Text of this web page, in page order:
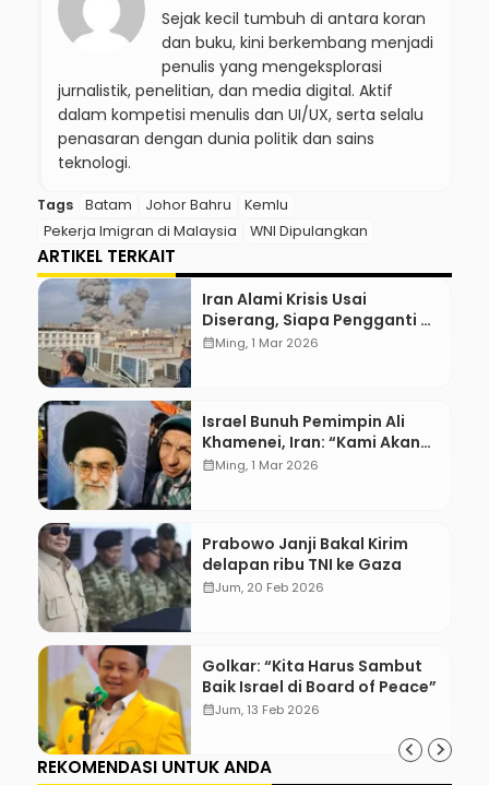
Sejak kecil tumbuh di antara koran
dan buku, kini berkembang menjadi
penulis yang mengeksplorasi
jurnalistik, penelitian, dan media digital. Aktif
dalam kompetisi menulis dan UI/UX, serta selalu
penasaran dengan dunia politik dan sains
teknologi.
Tags Batam Johor Bahru
Kemlu
Pekerja Imigran di Malaysia
WNI Dipulangkan
ARTIKEL TERKAIT
Iran Alami Krisis Usai
Diserang, Siapa Pengganti Ali
Khamenei?
calendar_monthMing, 1 Mar 2026
Israel Bunuh Pemimpin Ali
Khamenei, Iran: “Kami Akan
Balas!”
calendar_monthMing, 1 Mar 2026
Prabowo Janji Bakal Kirim
delapan ribu TNI ke Gaza
calendar_monthJum, 20 Feb 2026
Golkar: “Kita Harus Sambut
Baik Israel di Board of Peace”
calendar_monthJum, 13 Feb 2026
REKOMENDASI UNTUK ANDA